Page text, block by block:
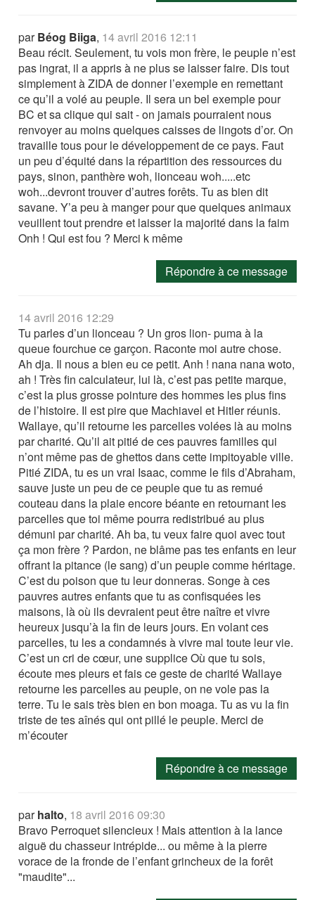
parBéog Biiga, 14 avril 2016 12:11
Beau récit. Seulement, tu vois mon frère, le peuple n’est
pas ingrat, il a appris à ne plus se laisser faire. Dis tout
simplement à ZIDA de donner l’exemple en remettant
ce qu’il a volé au peuple. Il sera un bel exemple pour
BC et sa clique qui sait - on jamais pourraient nous
renvoyer au moins quelques caisses de lingots d’or. On
travaille tous pour le développement de ce pays. Faut
un peu d’équité dans la répartition des ressources du
pays, sinon, panthère woh, lionceau woh.....etc
woh...devront trouver d’autres forêts. Tu as bien dit
savane. Y’a peu à manger pour que quelques animaux
veuillent tout prendre et laisser la majorité dans la faim
Onh ! Qui est fou ? Merci k même
Répondre à ce message
14 avril 2016 12:29
Tu parles d’un lionceau ? Un gros lion- puma à la
queue fourchue ce garçon. Raconte moi autre chose.
Ah dja. Il nous a bien eu ce petit. Anh ! nana nana woto,
ah ! Très fin calculateur, lui là, c’est pas petite marque,
c’est la plus grosse pointure des hommes les plus fins
de l’histoire. Il est pire que Machiavel et Hitler réunis.
Wallaye, qu’il retourne les parcelles volées là au moins
par charité. Qu’il ait pitié de ces pauvres familles qui
n’ont même pas de ghettos dans cette impitoyable ville.
Pitié ZIDA, tu es un vrai Isaac, comme le fils d’Abraham,
sauve juste un peu de ce peuple que tu as remué
couteau dans la plaie encore béante en retournant les
parcelles que toi même pourra redistribué au plus
démuni par charité. Ah ba, tu veux faire quoi avec tout
ça mon frère ? Pardon, ne blâme pas tes enfants en leur
offrant la pitance (le sang) d’un peuple comme héritage.
C’est du poison que tu leur donneras. Songe à ces
pauvres autres enfants que tu as confisquées les
maisons, là où ils devraient peut être naître et vivre
heureux jusqu’à la fin de leurs jours. En volant ces
parcelles, tu les a condamnés à vivre mal toute leur vie.
C’est un cri de cœur, une supplice Où que tu sois,
écoute mes pleurs et fais ce geste de charité Wallaye
retourne les parcelles au peuple, on ne vole pas la
terre. Tu le sais très bien en bon moaga. Tu as vu la fin
triste de tes aînés qui ont pillé le peuple. Merci de
m’écouter
Répondre à ce message
parhalto, 18 avril 2016 09:30
Bravo Perroquet silencieux ! Mais attention à la lance
aiguë du chasseur intrépide... ou même à la pierre
vorace de la fronde de l’enfant grincheux de la forêt
"maudite"...